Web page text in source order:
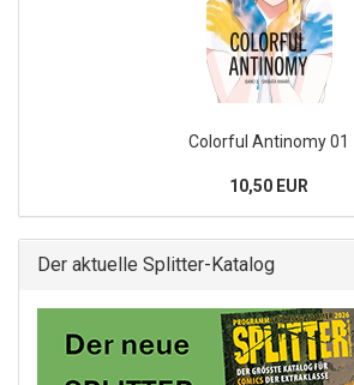
Colorful Antinomy 01
10,50 EUR
Der aktuelle Splitter-Katalog